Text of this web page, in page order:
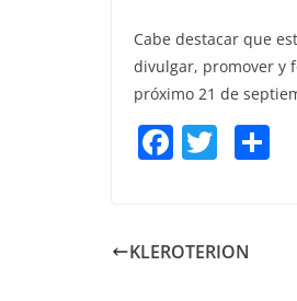
Cabe destacar que
divulgar, promover y
próximo 21 de
F
e
T
er
KLEROTERION